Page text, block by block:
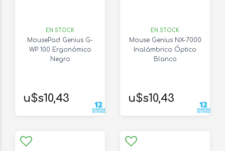
EN STOCK
MousePad Genius G-
WP 100 Ergonómico
Negro
u$s10,43
EN STOCK
Mouse Genius NX-7000
Inalámbrico Óptico
Blanco
u$s10,43